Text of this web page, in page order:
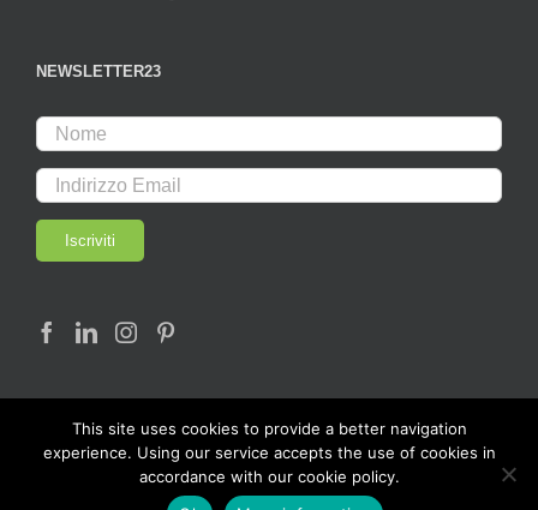
NEWSLETTER23
© Copyright 2017 - LAB23 | All rights reserved |
This site uses cookies to provide a better navigation
experience. Using our service accepts the use of cookies in
accordance with our cookie policy.